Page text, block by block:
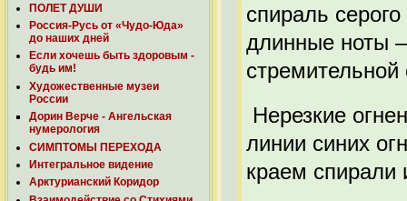
ПОЛЕТ ДУШИ
Россия-Русь от «Чудо-Юда»
до наших дней
Если хочешь быть здоровым -
будь им!
Художественные музеи
России
Дорин Верче - Ангельская
нумерология
СИМПТОМЫ ПЕРЕХОДА
Интегральное видение
Арктурианский Коридор
спираль
длинные ноты
Нерезкие
линии синих
краем спирали